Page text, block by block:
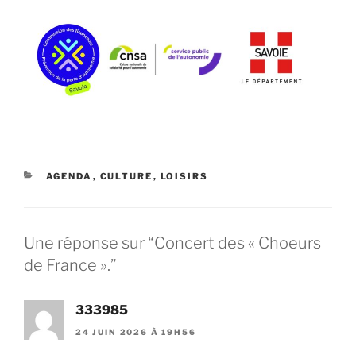
CATÉGORIES
AGENDA , CULTURE , LOISIRS
Une réponse sur “Concert des « Choeurs
de France ».”
333985
24 JUIN 2026 À 19H56